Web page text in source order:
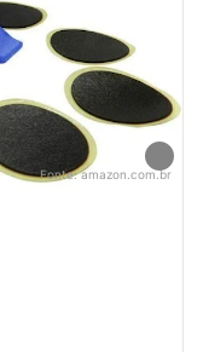
Fonte:amazon.com.br